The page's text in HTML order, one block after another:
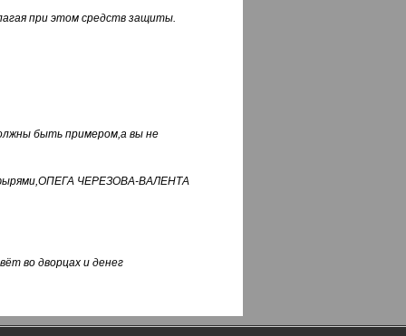
при этом средств защиты.
быть примером,а вы не
ЧЕРЕЗОВА-ВАЛЕНТА
во дворцах и денег